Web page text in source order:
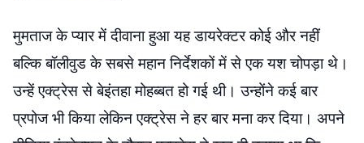
मुमताज के प्यार में दीवाना हुआ यह डायरेक्टर कोई और नहीं
बल्कि बॉलीवुड के सबसे महान निर्देशकों में से एक यश चोपड़ा थे।
उन्हें एक्ट्रेस से बेइंतहा मोहब्बत हो गई थी। उन्होंने कई बार
प्रपोज भी किया लेकिन एक्ट्रेस ने हर बार मना कर दिया। अपने